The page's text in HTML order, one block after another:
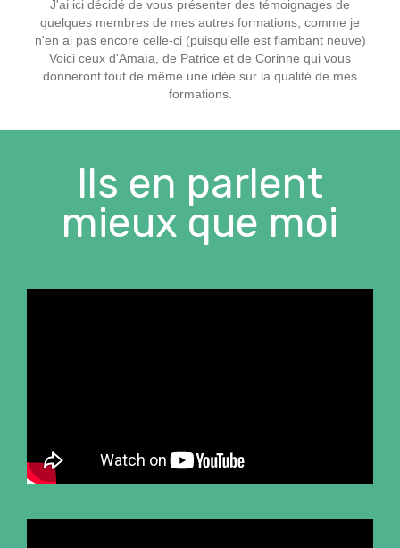
J'ai ici décidé de vous présenter des témoignages de
quelques membres de mes autres formations, comme je
n'en ai pas encore celle-ci (puisqu'elle est flambant neuve)
Voici ceux d'Amaïa, de Patrice et de Corinne qui vous
donneront tout de même une idée sur la qualité de mes
formations.
Ils en parlent
mieux que moi